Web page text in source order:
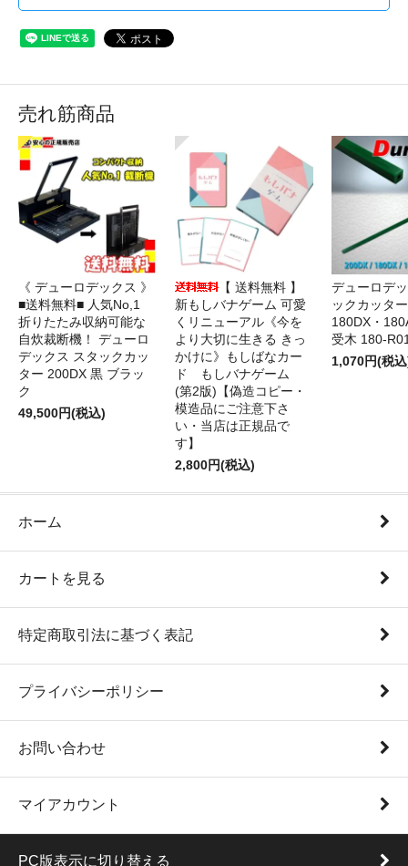
売れ筋商品
《 デューロデックス 》
■送料無料■ 人気No,1
折りたたみ収納可能な
自炊裁断機！ デューロ
デックス スタックカッ
ター 200DX 黒 ブラッ
ク
49,500円(税込)
【 送料無料 】
新もしバナゲーム 可愛
くリニューアル《今を
より大切に生きる きっ
かけに》もしばなカー
ド もしバナゲーム
(第2版)【偽造コピー・
模造品にご注意下さ
い・当店は正規品で
す】
2,800円(税込)
デューロデ
ックカッタ
180DX・
受木 180-
1,070円(税
ホーム
カートを見る
特定商取引法に基づく表記
プライバシーポリシー
お問い合わせ
マイアカウント
PC版表示に切り替える